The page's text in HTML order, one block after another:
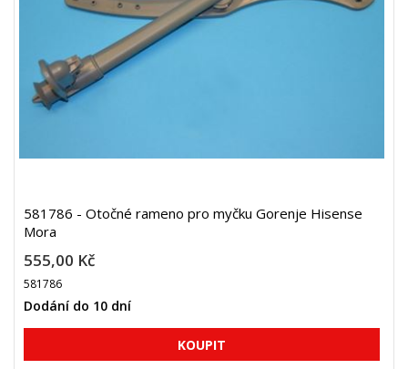
581786 - Otočné rameno pro myčku Gorenje Hisense
Mora
555,00 Kč
581786
Dodání do 10 dní